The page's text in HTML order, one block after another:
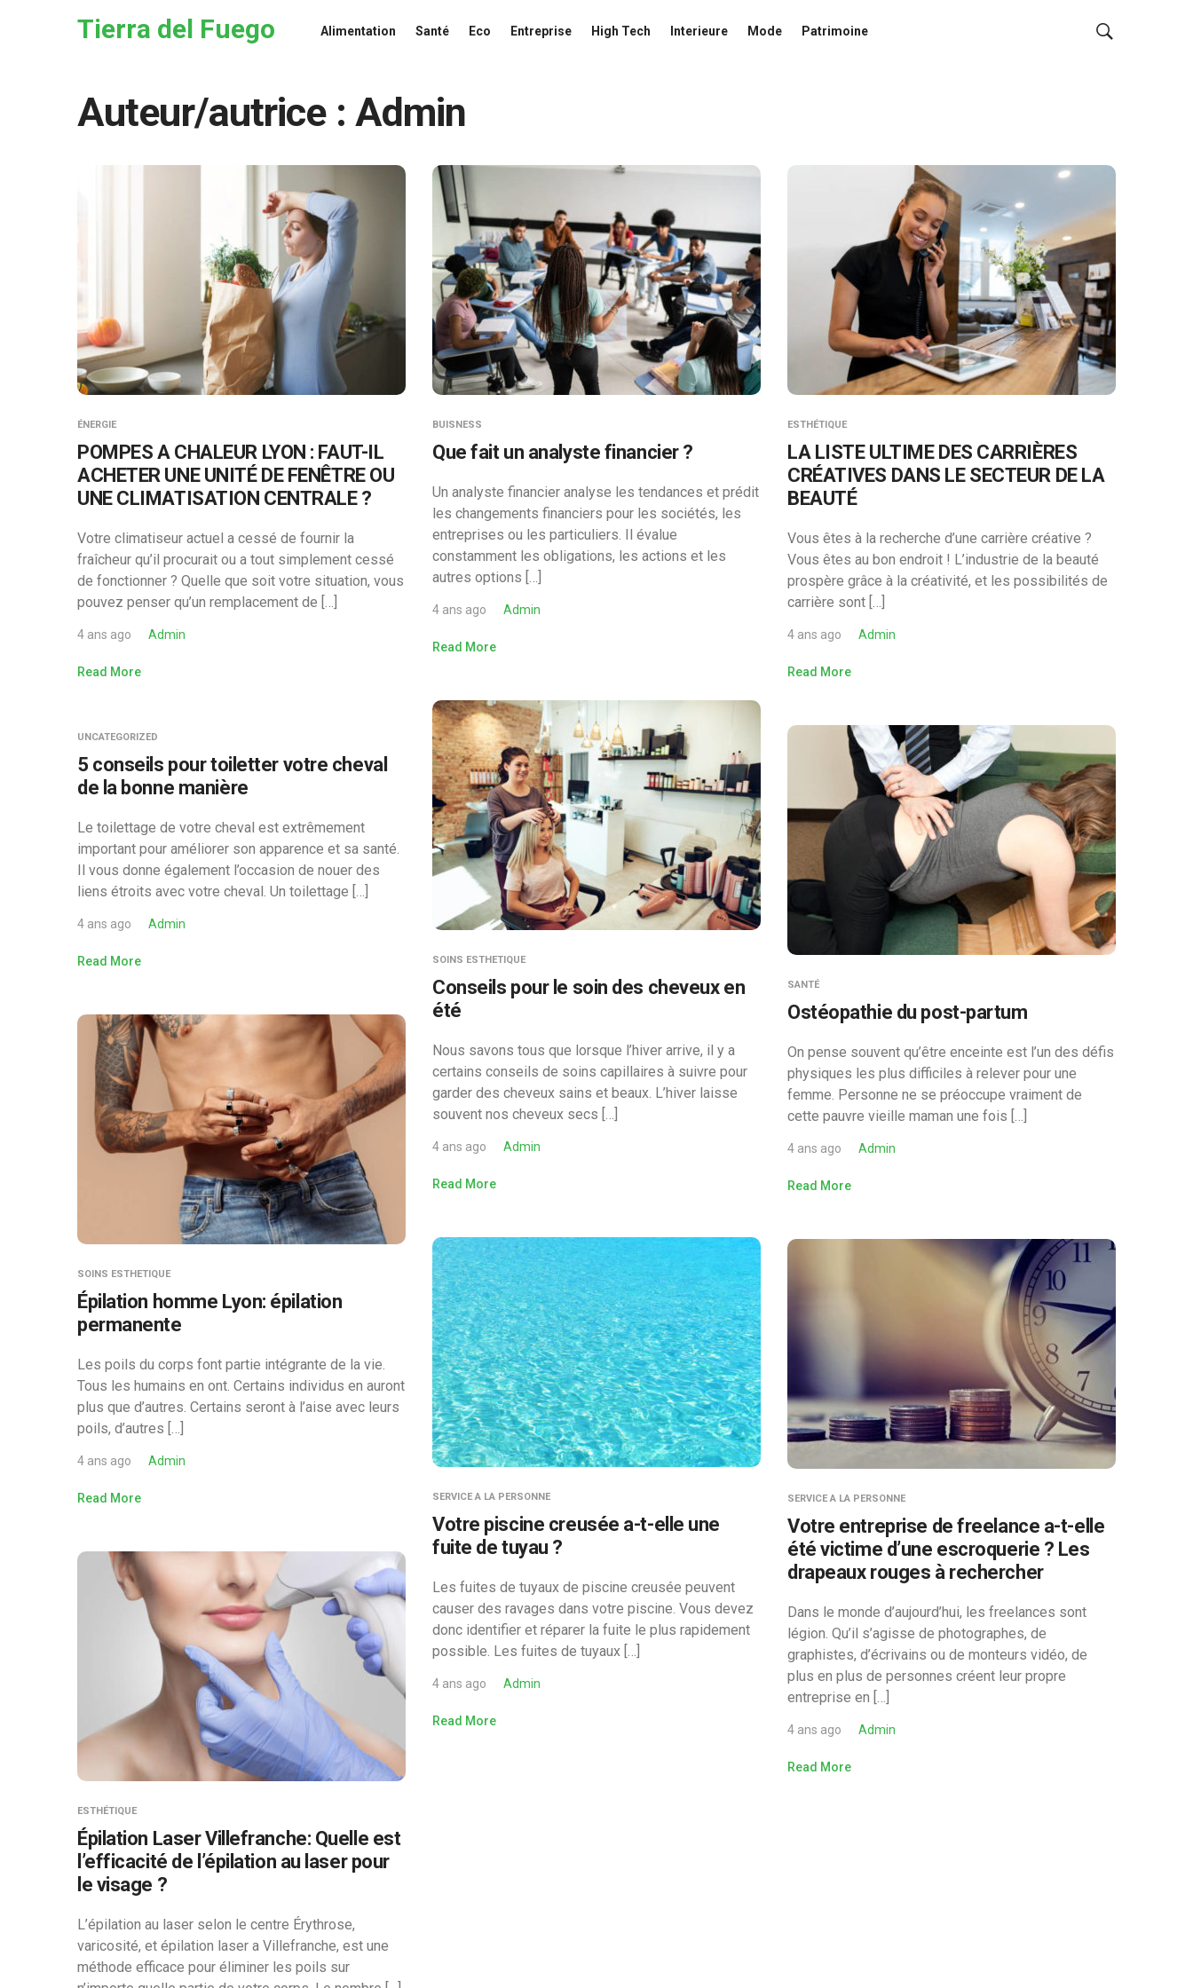
Tierra del Fuego Alimentation Santé Eco Entreprise High Tech Interieure Mode Patrimoine
Auteur/autrice : Admin
ÉNERGIE
POMPES A CHALEUR LYON : FAUT-IL
ACHETER UNE UNITÉ DE FENÊTRE OU
UNE CLIMATISATION CENTRALE ?
Votre climatiseur actuel a cessé de fournir la
fraîcheur qu’il procurait ou a tout simplement cessé
de fonctionner ? Quelle que soit votre situation, vous
pouvez penser qu’un remplacement de […]
4 ans ago Admin
Read More
BUISNESS
Que fait un analyste financier ?
Un analyste financier analyse les tendances et prédit
les changements financiers pour les sociétés, les
entreprises ou les particuliers. Il évalue
constamment les obligations, les actions et les
autres options […]
4 ans ago Admin
Read More
ESTHÉTIQUE
LA LISTE ULTIME DES CARRIÈRES
CRÉATIVES DANS LE SECTEUR DE LA
BEAUTÉ
Vous êtes à la recherche d’une carrière créative ?
Vous êtes au bon endroit ! L’industrie de la beauté
prospère grâce à la créativité, et les possibilités de
carrière sont […]
4 ans ago Admin
Read More
SOINS ESTHETIQUE
Conseils pour le soin des cheveux en
été
Nous savons tous que lorsque l’hiver arrive, il y a
certains conseils de soins capillaires à suivre pour
garder des cheveux sains et beaux. L’hiver laisse
souvent nos cheveux secs […]
4 ans ago Admin
Read More
UNCATEGORIZED
5 conseils pour toiletter votre cheval
de la bonne manière
Le toilettage de votre cheval est extrêmement
important pour améliorer son apparence et sa santé.
Il vous donne également l’occasion de nouer des
liens étroits avec votre cheval. Un toilettage […]
4 ans ago Admin
Read More
SANTÉ
Ostéopathie du post-partum
On pense souvent qu’être enceinte est l’un des défis
physiques les plus difficiles à relever pour une
femme. Personne ne se préoccupe vraiment de
cette pauvre vieille maman une fois […]
4 ans ago Admin
Read More
SOINS ESTHETIQUE
Épilation homme Lyon: épilation
permanente
Les poils du corps font partie intégrante de la vie.
Tous les humains en ont. Certains individus en auront
plus que d’autres. Certains seront à l’aise avec leurs
poils, d’autres […]
4 ans ago Admin
Read More SERVICE A LA PERSONNE
Votre piscine creusée a-t-elle une
fuite de tuyau ?
Les fuites de tuyaux de piscine creusée peuvent
causer des ravages dans votre piscine. Vous devez
donc identifier et réparer la fuite le plus rapidement
possible. Les fuites de tuyaux […]
4 ans ago Admin
Read More
SERVICE A LA PERSONNE
Votre entreprise de freelance a-t-elle
été victime d’une escroquerie ? Les
drapeaux rouges à rechercher
Dans le monde d’aujourd’hui, les freelances sont
légion. Qu’il s’agisse de photographes, de
graphistes, d’écrivains ou de monteurs vidéo, de
plus en plus de personnes créent leur propre
entreprise en […]
4 ans ago Admin
Read More
ESTHÉTIQUE
Épilation Laser Villefranche: Quelle est
l’efficacité de l’épilation au laser pour
le visage ?
L’épilation au laser selon le centre Érythrose,
varicosité, et épilation laser a Villefranche, est une
méthode efficace pour éliminer les poils sur